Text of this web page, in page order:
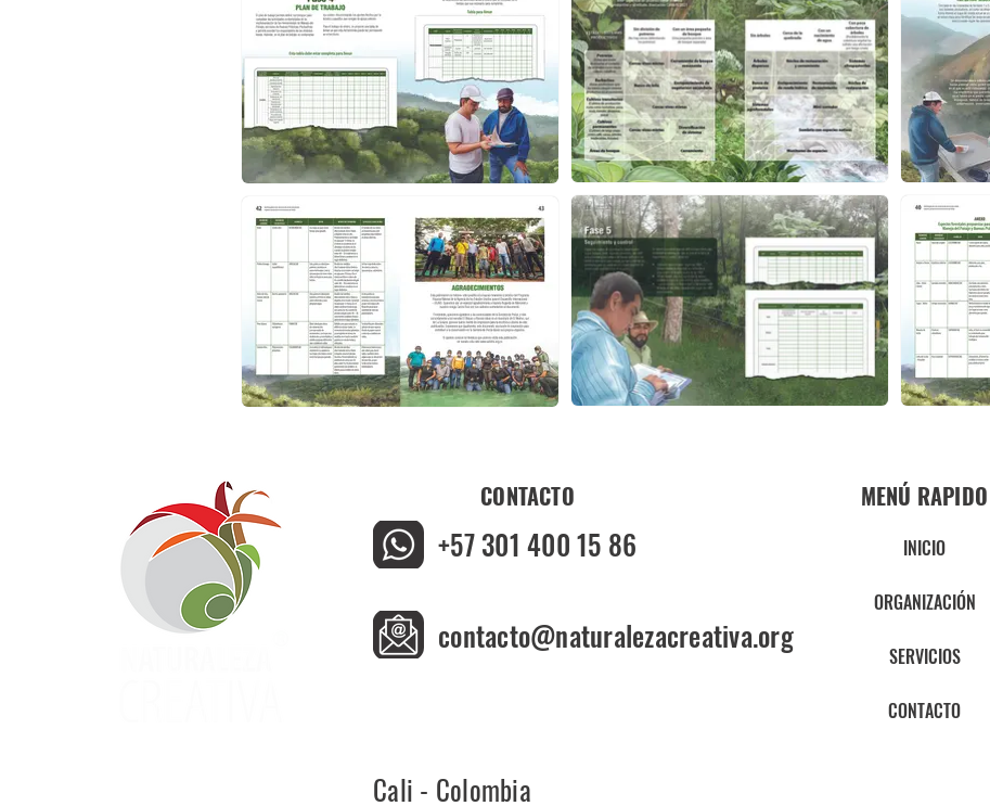
CONTACTO
+57 301 400 15 86
contacto@naturalezacreativa.org
MENÚ RAPIDO
INICIO
ORGANIZACIÓN
SERVICIOS
CONTACTO
Cali - Colombia